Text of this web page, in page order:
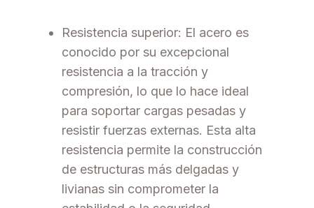
Resistencia superior: El acero es
conocido por su excepcional
resistencia a la tracción y
compresión, lo que lo hace ideal
para soportar cargas pesadas y
resistir fuerzas externas. Esta alta
resistencia permite la construcción
de estructuras más delgadas y
livianas sin comprometer la